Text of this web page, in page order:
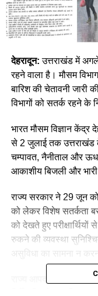
देहरादून: उत्तराखंड में
रहने वाला है। मौसम
बारिश की चेतावनी
विभागों को सतर्क रहने के
भारत मौसम विज्ञान केंद्र
से 2 जुलाई तक उत्तराखंड के
चम्पावत, नैनीताल और
आकाशीय बिजली और
राज्य सरकार ने 29 जून को
को लेकर विशेष सतर्कता
को देखते हुए
रुकने की व्यवस्था
राज्य आपदा परिचालन